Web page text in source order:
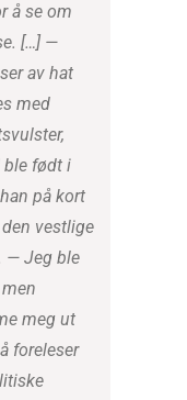
å se om
[…] —
av hat
med
ble født i
på kort
vestlige
— Jeg ble
meg ut
foreleser